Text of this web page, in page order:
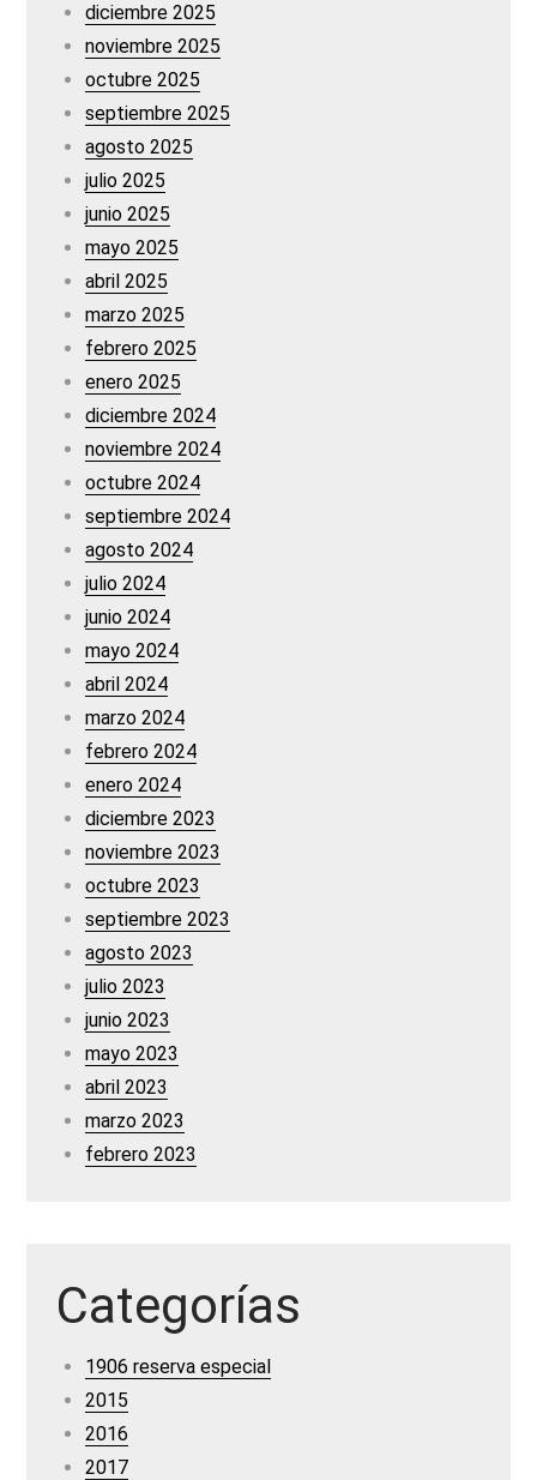
diciembre 2025
noviembre 2025
octubre 2025
septiembre 2025
agosto 2025
julio 2025
junio 2025
mayo 2025
abril 2025
marzo 2025
febrero 2025
enero 2025
diciembre 2024
noviembre 2024
octubre 2024
septiembre 2024
agosto 2024
julio 2024
junio 2024
mayo 2024
abril 2024
marzo 2024
febrero 2024
enero 2024
diciembre 2023
noviembre 2023
octubre 2023
septiembre 2023
agosto 2023
julio 2023
junio 2023
mayo 2023
abril 2023
marzo 2023
febrero 2023
Categorías
1906 reserva especial
2015
2016
2017